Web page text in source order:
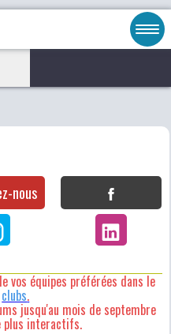
nous
vos équipes préférées dans le
clubs.
jusqu'au mois de septembre
plus interactifs.